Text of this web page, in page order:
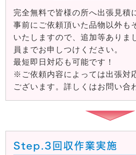
完全無料で皆様の所へ出張見積
事前にご依頼頂いた品物以外も
いたしますので、追加等ありま
員までお申しつけください。
最短即日対応も可能です！
※ご依頼内容によっては出張対
ございます。詳しくはお問い合
Step.3 回収作業実施